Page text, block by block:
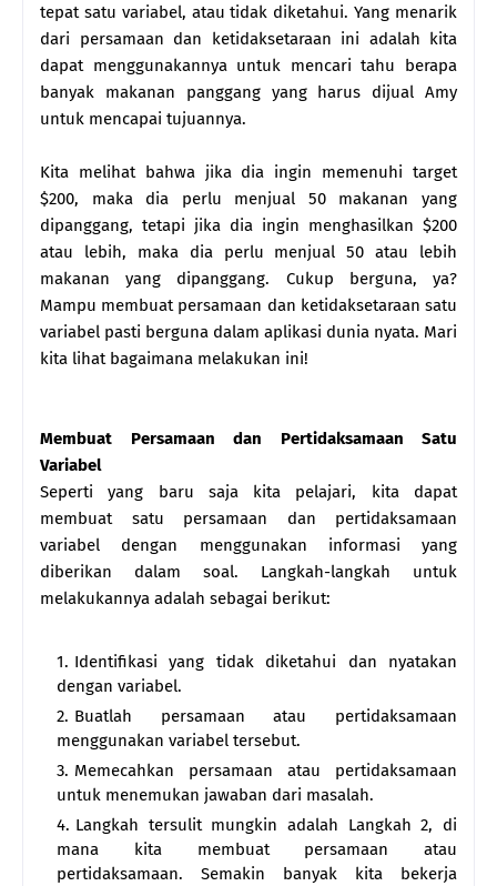
tepat satu variabel, atau tidak diketahui. Yang menarik
dari persamaan dan ketidaksetaraan ini adalah kita
dapat menggunakannya untuk mencari tahu berapa
banyak makanan panggang yang harus dijual Amy
untuk mencapai tujuannya.
Kita melihat bahwa jika dia ingin memenuhi target
$200, maka dia perlu menjual 50 makanan yang
dipanggang, tetapi jika dia ingin menghasilkan $200
atau lebih, maka dia perlu menjual 50 atau lebih
makanan yang dipanggang. Cukup berguna, ya?
Mampu membuat persamaan dan ketidaksetaraan satu
variabel pasti berguna dalam aplikasi dunia nyata. Mari
kita lihat bagaimana melakukan ini!
Membuat Persamaan dan Pertidaksamaan Satu
Variabel
Seperti yang baru saja kita pelajari, kita dapat
membuat satu persamaan dan pertidaksamaan
variabel dengan menggunakan informasi yang
diberikan dalam soal. Langkah-langkah untuk
melakukannya adalah sebagai berikut:
Identifikasi yang tidak diketahui dan nyatakan
dengan variabel.
Buatlah persamaan atau pertidaksamaan
menggunakan variabel tersebut.
Memecahkan persamaan atau pertidaksamaan
untuk menemukan jawaban dari masalah.
Langkah tersulit mungkin adalah Langkah 2, di
mana kita membuat persamaan atau
pertidaksamaan. Semakin banyak kita bekerja